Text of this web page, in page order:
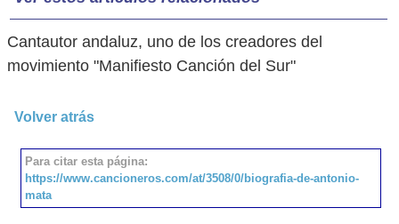
Cantautor andaluz, uno de los creadores del
movimiento "Manifiesto Canción del Sur"
Volver atrás
Para citar esta página:
https://www.cancioneros.com/at/3508/0/biografia-de-antonio-
mata